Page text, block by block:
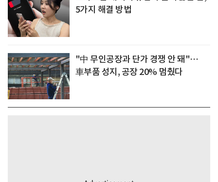
5가지 해결 방법
"中 무인공장과 단가 경쟁 안 돼"…
車부품 성지, 공장 20% 멈췄다